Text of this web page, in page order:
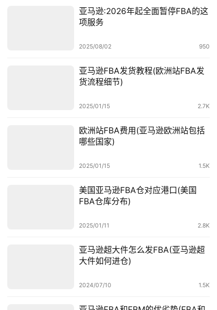
亚马逊:2026年起全面暂停FBA的这
项服务
2025/08/02 950
亚马逊FBA发货教程(欧洲站FBA发
货流程细节)
2025/01/15 2.7K
欧洲站FBA费用(亚马逊欧洲站包括
哪些国家)
2025/01/15 1.5K
美国亚马逊FBA仓对应港口(美国
FBA仓库分布)
2025/01/11 2.8K
亚马逊超大件怎么发FBA(亚马逊超
大件如何进仓)
2024/07/10 1.5K